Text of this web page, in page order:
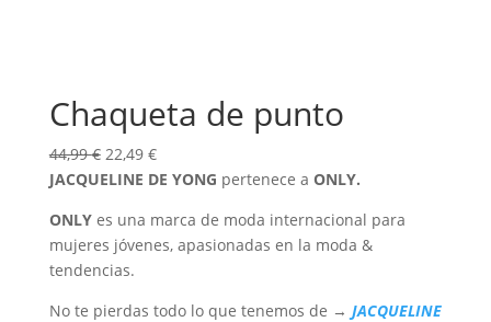
Chaqueta de punto
44,99€ El
precio
era:
44,99 €.
22,49 €El
precio
es:
22,49 €.
JACQUELINE DE YONG pertenece a ONLY.
ONLYes una marca de moda internacional para
mujeres jóvenes, apasionadas en la moda &
tendencias.
No te pierdas todo lo que tenemos de → JACQUELINE